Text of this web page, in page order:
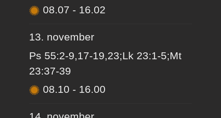
08.07 - 16.02
13. november
Ps 55:2-9,17-19,23;Lk 23:1-5;Mt
23:37-39
08.10 - 16.00